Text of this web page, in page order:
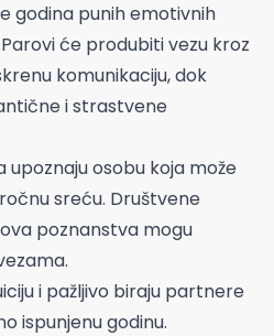
godina punih emotivnih
će produbiti vezu kroz
komunikaciju, dok
i strastvene
upoznaju osobu koja može
sreću. Društvene
poznanstva mogu
i pažljivo biraju partnere
ispunjenu godinu.